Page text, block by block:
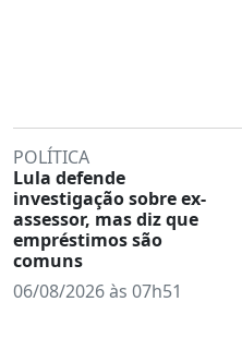
POLÍTICA
Lula defende
investigação sobre ex-
assessor, mas diz que
empréstimos são
comuns
06/08/2026 às 07h51